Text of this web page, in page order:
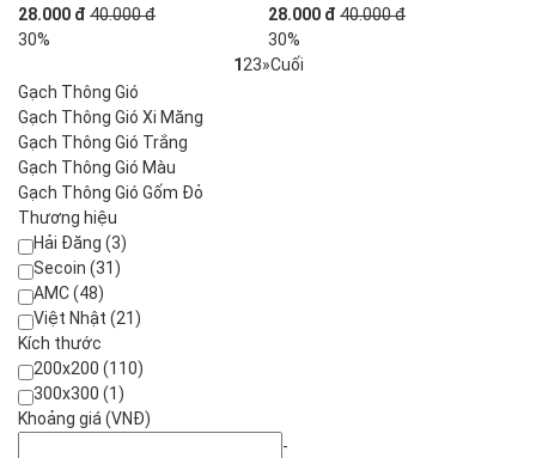
28.000 đ 40.000 đ
30%
28.000 đ 40.000 đ
30%
1 23»Cuối
Gạch Thông Gió
Gạch Thông Gió Xi Măng
Gạch Thông Gió Trắng
Gạch Thông Gió Màu
Gạch Thông Gió Gốm Đỏ
Thương hiệu
Hải Đăng (3)
Secoin (31)
AMC (48)
Việt Nhật (21)
Kích thước
200x200 (110)
300x300 (1)
Khoảng giá (VNĐ)
-